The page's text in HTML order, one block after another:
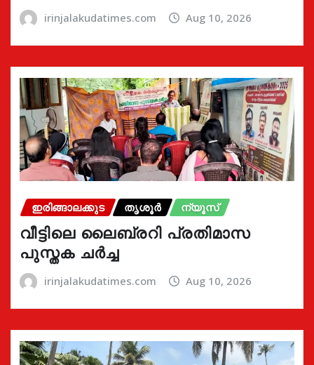
irinjalakudatimes.com Aug 10, 2026
ഇരിങ്ങാലക്കുട തൃശൂർ ന്യൂസ്
വീട്ടിലെ ലൈബ്രറി പ്രതിമാസ
പുസ്തക ചർച്ച
irinjalakudatimes.com Aug 10, 2026